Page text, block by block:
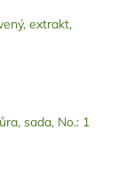
extrakt,
sada, No.: 1